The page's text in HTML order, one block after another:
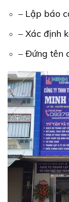
– Lập báo
– Xác định
– Đứng tên